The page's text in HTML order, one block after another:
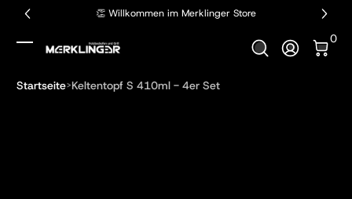
Zum Inhalt springen 👏 Willkommen im Merklinger Store
Anmelden
0
0
Startseite Keltentopf S 410ml - 4er Set